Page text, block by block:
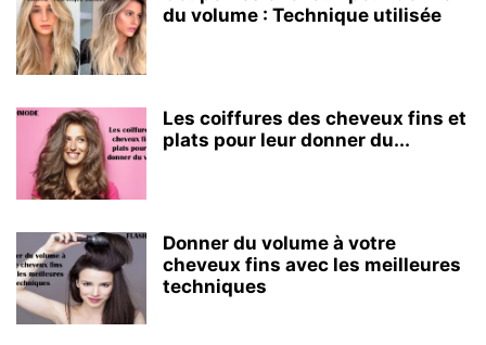
du volume : Technique utilisée
Les coiffures des cheveux fins et
plats pour leur donner du...
Donner du volume à votre
cheveux fins avec les meilleures
techniques